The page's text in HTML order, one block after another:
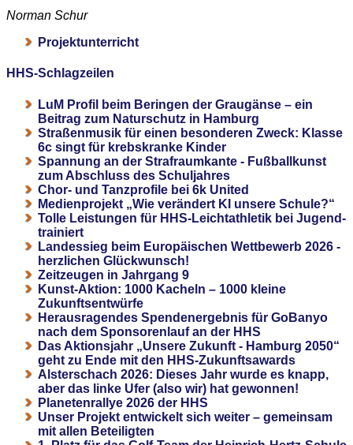
Norman Schur
Projektunterricht
HHS-Schlagzeilen
LuM Profil beim Beringen der Graugänse – ein
Beitrag zum Naturschutz in Hamburg
Straßenmusik für einen besonderen Zweck: Klasse
6c singt für krebskranke Kinder
Spannung an der Strafraumkante - Fußballkunst
zum Abschluss des Schuljahres
Chor- und Tanzprofile bei 6k United
Medienprojekt „Wie verändert KI unsere Schule?“
Tolle Leistungen für HHS-Leichtathletik bei Jugend-
trainiert
Landessieg beim Europäischen Wettbewerb 2026 -
herzlichen Glückwunsch!
Zeitzeugen in Jahrgang 9
Kunst-Aktion: 1000 Kacheln – 1000 kleine
Zukunftsentwürfe
Herausragendes Spendenergebnis für GoBanyo
nach dem Sponsorenlauf an der HHS
Das Aktionsjahr „Unsere Zukunft - Hamburg 2050“
geht zu Ende mit den HHS-Zukunftsawards
Alsterschach 2026: Dieses Jahr wurde es knapp,
aber das linke Ufer (also wir) hat gewonnen!
Planetenrallye 2026 der HHS
Unser Projekt entwickelt sich weiter – gemeinsam
mit allen Beteiligten